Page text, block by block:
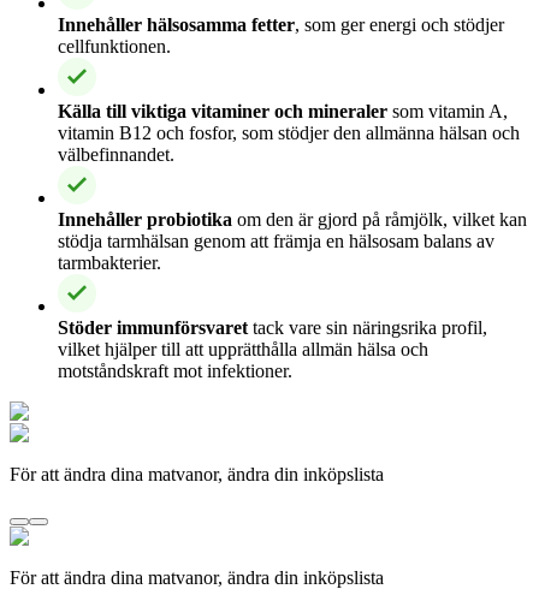
Innehåller hälsosamma fetter, som ger energi och stödjer
cellfunktionen.
Källa till viktiga vitaminer och mineraler som vitamin A,
vitamin B12 och fosfor, som stödjer den allmänna hälsan och
välbefinnandet.
Innehåller probiotika om den är gjord på råmjölk, vilket kan
stödja tarmhälsan genom att främja en hälsosam balans av
tarmbakterier.
Stöder immunförsvaret tack vare sin näringsrika profil,
vilket hjälper till att upprätthålla allmän hälsa och
motståndskraft mot infektioner.
För att ändra dina matvanor, ändra din inköpslista
För att ändra dina matvanor, ändra din inköpslista